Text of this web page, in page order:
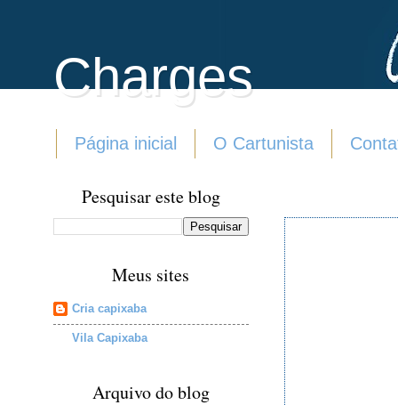
Charges
Página inicial O Cartunista
Pesquisar este blog
Meus sites
Cria capixaba
Vila Capixaba
Arquivo do blog